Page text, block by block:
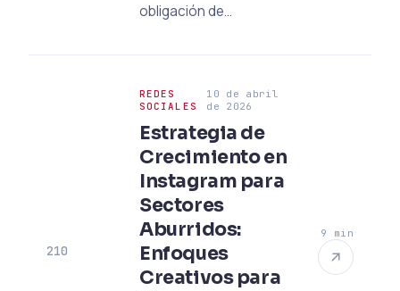
obligación de
estrategias de UI/UX y
integraciones de API
de Pago con un Clic
(one-click checkout)
en 2026.
210
REDES
SOCIALES
10 de abril
de 2026
Estrategia de
Crecimiento en
Instagram para
Sectores
Aburridos:
Enfoques
Creativos para
9 min